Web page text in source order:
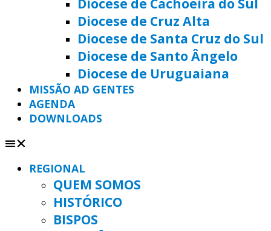
Diocese de Cruz Alta
Diocese de Santa Cruz do Sul
Diocese de Santo Ângelo
Diocese de Uruguaiana
MISSÃO AD GENTES
AGENDA
DOWNLOADS
REGIONAL
QUEM SOMOS
HISTÓRICO
BISPOS